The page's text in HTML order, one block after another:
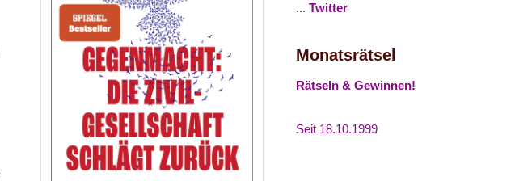
... Twitter
Monatsrätsel
Rätseln & Gewinnen!
Seit 18.10.1999